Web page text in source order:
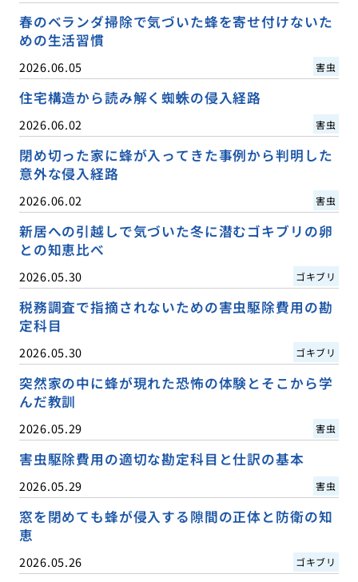
春のベランダ掃除で気づいた蜂を寄せ付けないた
めの生活習慣
2026.06.05 害虫
住宅構造から読み解く蜘蛛の侵入経路
2026.06.02 害虫
閉め切った家に蜂が入ってきた事例から判明した
意外な侵入経路
2026.06.02 害虫
新居への引越しで気づいた冬に潜むゴキブリの卵
との知恵比べ
2026.05.30 ゴキブリ
税務調査で指摘されないための害虫駆除費用の勘
定科目
2026.05.30 ゴキブリ
突然家の中に蜂が現れた恐怖の体験とそこから学
んだ教訓
2026.05.29 害虫
害虫駆除費用の適切な勘定科目と仕訳の基本
2026.05.29 害虫
窓を閉めても蜂が侵入する隙間の正体と防衛の知
恵
2026.05.26 ゴキブリ